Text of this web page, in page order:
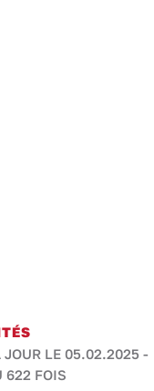
JOUR LE 05.02.2025 -
622 FOIS